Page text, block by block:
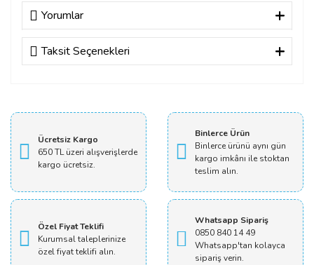
Yorumlar
Bu ürüne ilk yorumu siz yapın!
Taksit Seçenekleri
Ücretsiz Kargo
650 TL üzeri alışverişlerde
kargo ücretsiz.
Binlerce Ürün
Binlerce ürünü aynı gün
kargo imkânı ile stoktan
teslim alın.
Özel Fiyat Teklifi
Kurumsal taleplerinize
özel fiyat teklifi alın.
Whatsapp Sipariş
0850 840 14 49
Whatsapp'tan kolayca
sipariş verin.